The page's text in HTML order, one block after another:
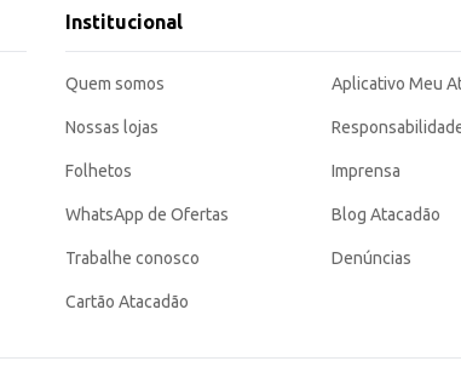
banheiros.
Institucional
Quem somos
Nossas lojas
Folhetos
WhatsApp de Ofertas
Trabalhe conosco
Cartão Atacadão
Aplicativo Meu
Imprensa
Blog Atacadão
Denúncias